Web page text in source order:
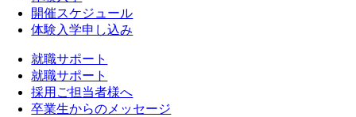
開催スケジュール
体験入学申し込み
就職サポート
就職サポート
採用ご担当者様へ
卒業生からのメッセージ